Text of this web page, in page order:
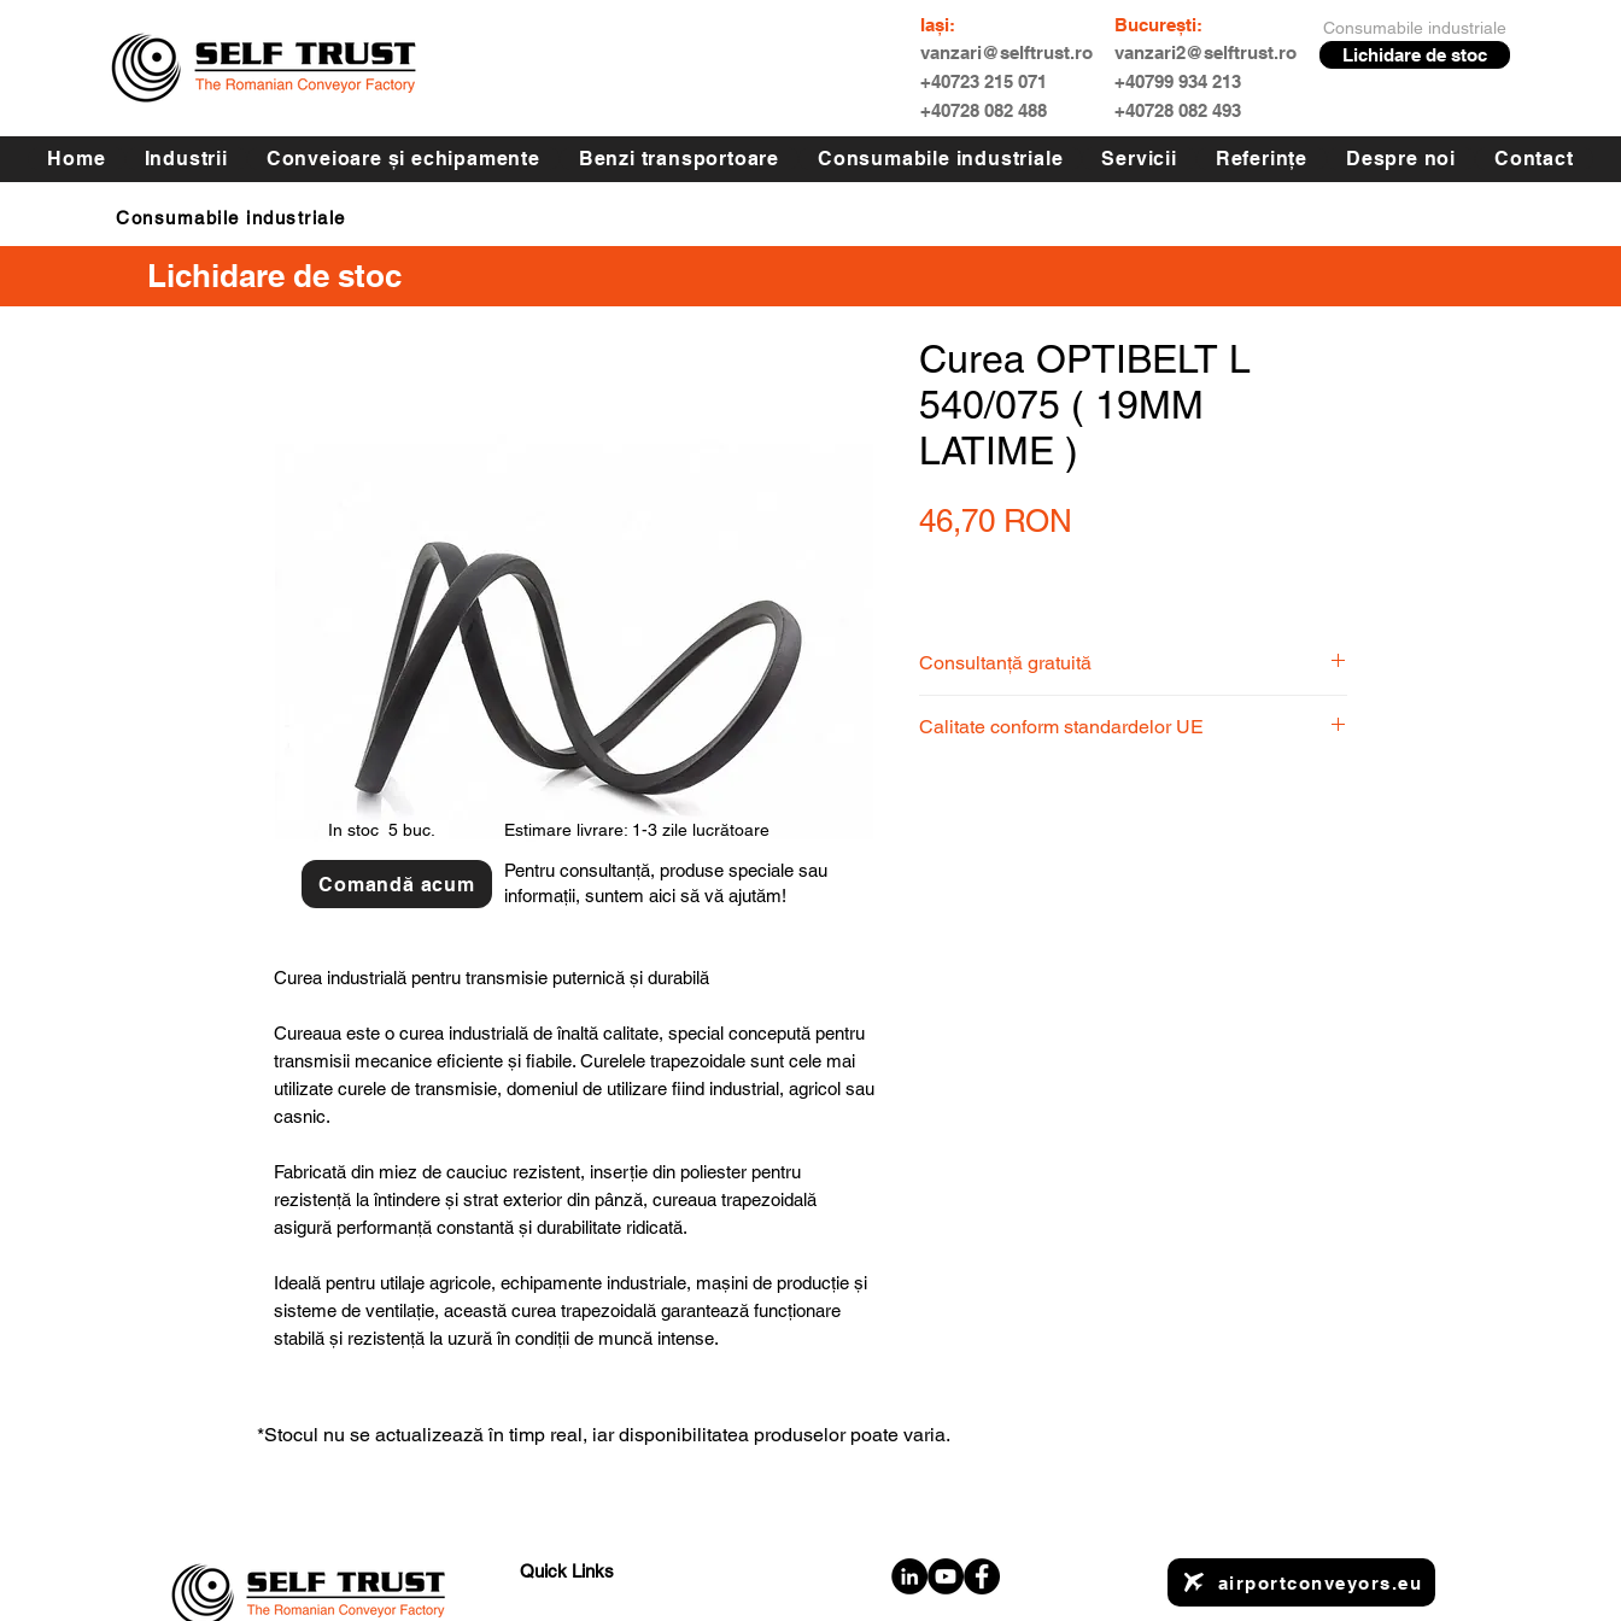
Iași:
vanzari@selftrust.ro
+40723 215 071
+40728 082 488
București:
vanzari2@selftrust.ro
+40799 934 213
+40728 082 493
Consumabile industriale
Lichidare de stoc
Home Industrii Conveioare și echipamente Benzi transportoare Consumabile industriale Servicii Referințe Despre noi Contact
Consumabile industriale
Curele de transmisie
Lichidare de stoc
Curea industrială pentru transmisie puternică și durabilă
Cureaua este o curea industrială de înaltă calitate, special concepută pentru
transmisii mecanice eficiente și fiabile. Curelele trapezoidale sunt cele mai
utilizate curele de transmisie, domeniul de utilizare fiind industrial, agricol sau
casnic.
Fabricată din miez de cauciuc rezistent, inserție din poliester pentru
rezistență la întindere și strat exterior din pânză, cureaua trapezoidală
asigură performanță constantă și durabilitate ridicată.
Ideală pentru utilaje agricole, echipamente industriale, mașini de producție și
sisteme de ventilație, această curea trapezoidală garantează funcționare
stabilă și rezistență la uzură în condiții de muncă intense.
Curea OPTIBELT L
540/075 ( 19MM
LATIME )
46,70 RON
Consultanță gratuită
pentru a alege produsul potrivit nevoilor
Calitate conform standardelor UE
In stoc 5 buc.
Comandă acum
Estimare livrare: 1-3 zile lucrătoare
Pentru consultanță, produse speciale sau
informații, suntem aici să vă ajutăm!
*Stocul nu se actualizează în timp real, iar disponibilitatea produselor poate varia.
Quick Links
airportconveyors.eu